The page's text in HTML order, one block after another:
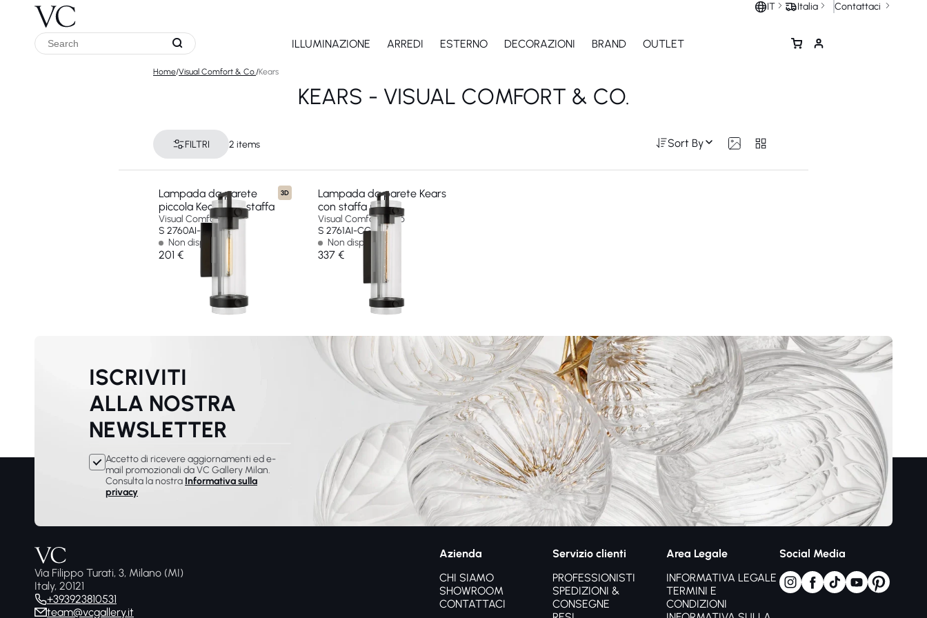
IT Italia Contattaci
ILLUMINAZIONE ARREDI ESTERNO DECORAZIONI BRAND OUTLET
Home/Visual Comfort & Co./Kears
KEARS - VISUAL COMFORT & CO.
FILTRI 2 items Sort By
3D
Lampada da parete
piccola Kears con staffa
Visual Comfort & Co
S 2760AI-CG-EU
Non disponibile
201 €
Lampada da parete Kears
con staffa medio
Visual Comfort & Co
S 2761AI-CG-EU
Non disponibile
337 €
ISCRIVITI
ALLA NOSTRA
NEWSLETTER
Accetto di ricevere aggiornamenti ed e-
mail promozionali da VC Gallery Milan.
Consulta la nostra Informativa sulla
privacy
Via Filippo Turati, 3, Milano (MI)
Italy, 20121
+393923810531
team@vcgallery.it
Azienda
CHI SIAMO
SHOWROOM
CONTATTACI
Servizio clienti
PROFESSIONISTI
SPEDIZIONI &
CONSEGNE
Area Legale
INFORMATIVA LEGALE
TERMINI E
CONDIZIONI
Social Media